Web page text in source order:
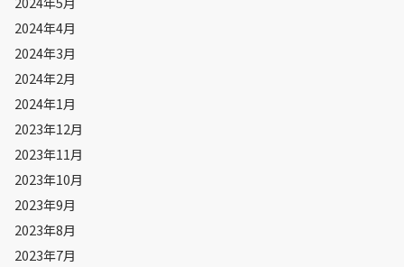
2024年4月
2024年3月
2024年2月
2024年1月
2023年12月
2023年11月
2023年10月
2023年9月
2023年8月
2023年7月